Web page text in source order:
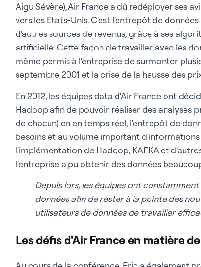
Aigu Sévère), Air France a dû redéployer ses
vers les Etats-Unis. C'est l'entrepôt de
d'autres sources de revenus, grâce à ses
artificielle. Cette façon de travailler avec les
même permis à l'entreprise de surmonter
septembre 2001 et la crise de la hausse des
En 2012, les équipes data d'Air France ont
Hadoop afin de pouvoir réaliser des analyses
de chacun) en en temps réel, l'entrepôt de
besoins et au volume important
l'implémentation de Hadoop, KAFKA et
l'entreprise a pu obtenir des données
Depuis lors, les équipes ont
données afin de rester à la pointe des
utilisateurs de données de travailler
Les défis d'Air France en matière